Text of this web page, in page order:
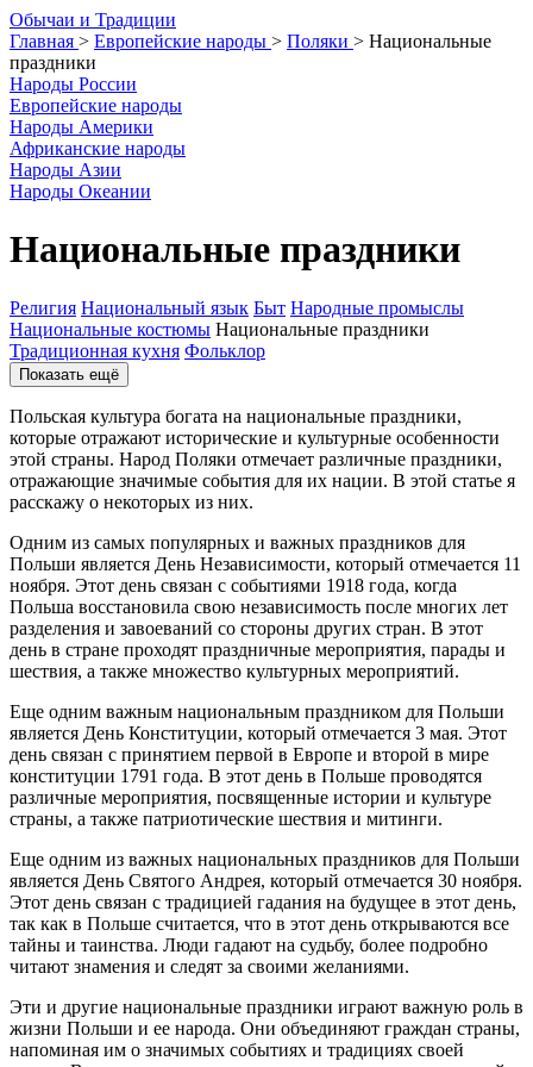
Обычаи и Традиции
Главная > Европейские народы > Поляки > Национальные
праздники
Народы России
Европейские народы
Народы Америки
Африканские народы
Народы Азии
Народы Океании
Национальные праздники
Религия Национальный язык Быт Народные промыслы
Национальные костюмы Национальные праздники
Традиционная кухня Фольклор
Показать ещё
Польская культура богата на национальные праздники,
которые отражают исторические и культурные особенности
этой страны. Народ Поляки отмечает различные праздники,
отражающие значимые события для их нации. В этой статье я
расскажу о некоторых из них.
Одним из самых популярных и важных праздников для
Польши является День Независимости, который отмечается 11
ноября. Этот день связан с событиями 1918 года, когда
Польша восстановила свою независимость после многих лет
разделения и завоеваний со стороны других стран. В этот
день в стране проходят праздничные мероприятия, парады и
шествия, а также множество культурных мероприятий.
Еще одним важным национальным праздником для Польши
является День Конституции, который отмечается 3 мая. Этот
день связан с принятием первой в Европе и второй в мире
конституции 1791 года. В этот день в Польше проводятся
различные мероприятия, посвященные истории и культуре
страны, а также патриотические шествия и митинги.
Еще одним из важных национальных праздников для Польши
является День Святого Андрея, который отмечается 30 ноября.
Этот день связан с традицией гадания на будущее в этот день,
так как в Польше считается, что в этот день открываются все
тайны и таинства. Люди гадают на судьбу, более подробно
читают знамения и следят за своими желаниями.
Эти и другие национальные праздники играют важную роль в
жизни Польши и ее народа. Они объединяют граждан страны,
напоминая им о значимых событиях и традициях своей